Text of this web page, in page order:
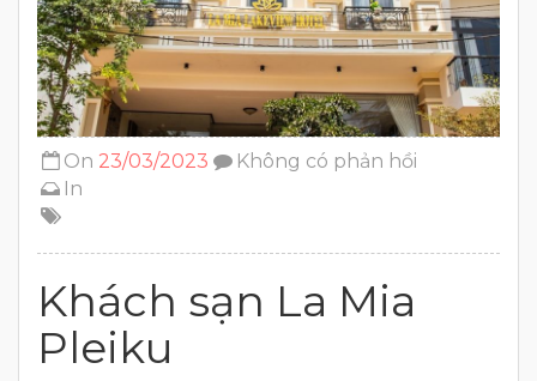
On 23/03/2023
In
Không có phản hồi
Khách sạn La Mia
Pleiku